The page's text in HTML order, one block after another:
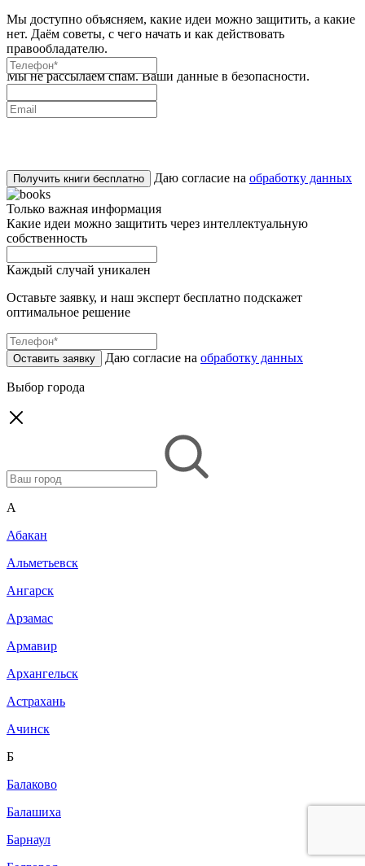
Мы доступно объясняем, какие идеи можно защитить, а какие
нет. Даём советы, с чего начать и как действовать
правообладателю.
Мы не рассылаем спам. Ваши данные в безопасности.
Получить книги бесплатно Даю согласие на обработку данных
Только важная информация
Какие идеи можно защитить через интеллектуальную
собственность
Каждый случай уникален
Оставьте заявку, и наш эксперт бесплатно подскажет
оптимальное решение
Оставить заявку Даю согласие на обработку данных
Выбор города
A
Абакан
Альметьевск
Ангарск
Арзамас
Армавир
Архангельск
Астрахань
Ачинск
Б
Балаково
Балашиха
Барнаул